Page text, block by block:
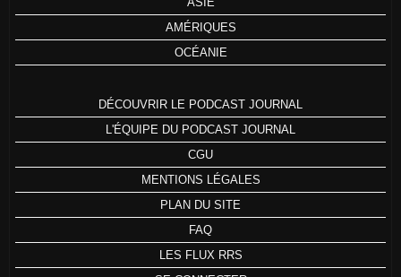
AMÉRIQUES
OCÉANIE
DÉCOUVRIR LE PODCAST JOURNAL
L'ÉQUIPE DU PODCAST JOURNAL
CGU
MENTIONS LÉGALES
PLAN DU SITE
FAQ
LES FLUX RRS